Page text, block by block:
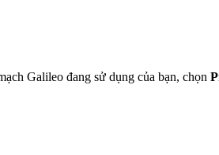
Galileo đang sử dụng của bạn, chọn